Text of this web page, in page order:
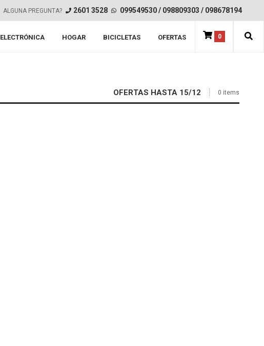
ALGUNA PREGUNTA? 2601 3528 099549530/ 098809303 / 098678194
0
ELECTRÓNICA HOGAR BICICLETAS OFERTAS
OFERTAS HASTA 15/12 0 items